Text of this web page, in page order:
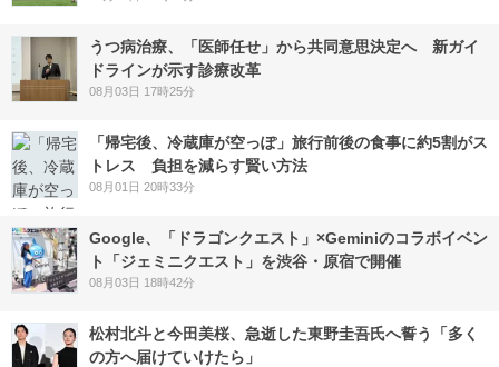
うつ病治療、「医師任せ」から共同意思決定へ 新ガイ
ドラインが示す診療改革
08月03日 17時25分
「帰宅後、冷蔵庫が空っぽ」旅行前後の食事に約5割がス
トレス 負担を減らす賢い方法
08月01日 20時33分
Google、「ドラゴンクエスト」×Geminiのコラボイベン
ト「ジェミニクエスト」を渋谷・原宿で開催
08月03日 18時42分
松村北斗と今田美桜、急逝した東野圭吾氏へ誓う「多く
の方へ届けていけたら」